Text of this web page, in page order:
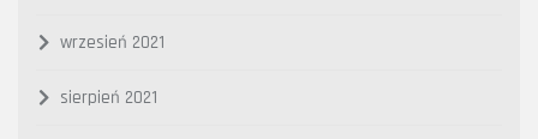
wrzesień 2021
sierpień 2021